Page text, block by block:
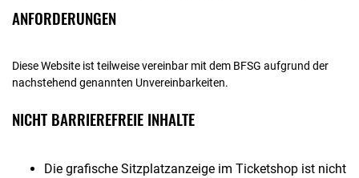
ANFORDERUNGEN
Diese Website ist teilweise vereinbar mit dem BFSG aufgrund der
nachstehend genannten Unvereinbarkeiten.
NICHT BARRIEREFREIE INHALTE
Die grafische Sitzplatzanzeige im Ticketshop ist nicht